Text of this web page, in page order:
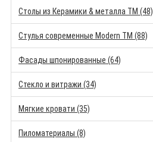
Столы из Керамики & металла TM (48)
Стулья современные Modern TM (88)
Фасады шпонированные (64)
Стекло и витражи (34)
Мягкие кровати (35)
Пиломатериалы (8)